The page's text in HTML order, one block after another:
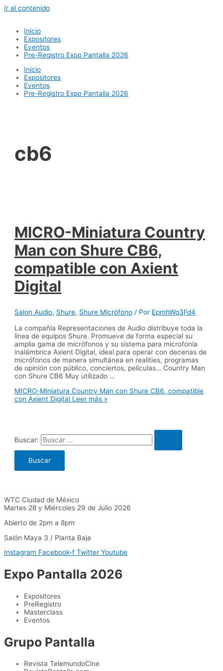
Ir al contenido
Inicio
Expositores
Eventos
Pre-Registro Expo Pantalla 2026
Inicio
Expositores
Eventos
Pre-Registro Expo Pantalla 2026
cb6
MICRO-Miniatura Country
Man con Shure CB6,
compatible con Axient
Digital
Salon Audio, Shure, Shure Micrófono / Por EpmhWq3Fd4
La compañía Representaciones de Audio distribuye toda la
línea de equipos Shure. Promueve de forma especial su
amplia gama de micrófonos y su sistema para microfonía
inalámbrica Axient Digital, ideal para operar con decenas de
micrófonos de manera simultánea en realities, programas
de opinión con público, conciertos, películas… Country Man
con Shure CB6 Muy utilizado …
MICRO-Miniatura Country Man con Shure CB6, compatible
con Axient Digital Leer más »
Buscar:
WTC Ciudad de México
Martes 28 y Miércoles 29 de Julio 2026
Abierto de 2pm a 8pm
Salón Maya 3 / Planta Baja
Instagram Facebook-f Twitter Youtube
Expo Pantalla 2026
Expositores
PreRegístro
Masterclass
Eventos
Grupo Pantalla
Revista TelemundoCine